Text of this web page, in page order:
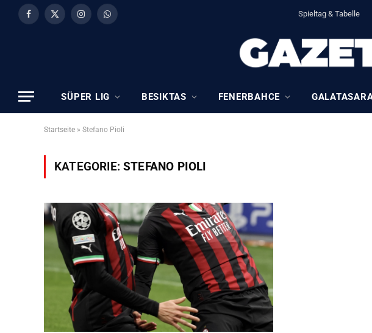
Facebook
X
InstagramWhatsApp Spieltag & Tabelle
SÜPER LIG BESIKTAS FENERBAHCE
Startseite » Stefano Pioli
KATEGORIE:STEFANO PIOLI